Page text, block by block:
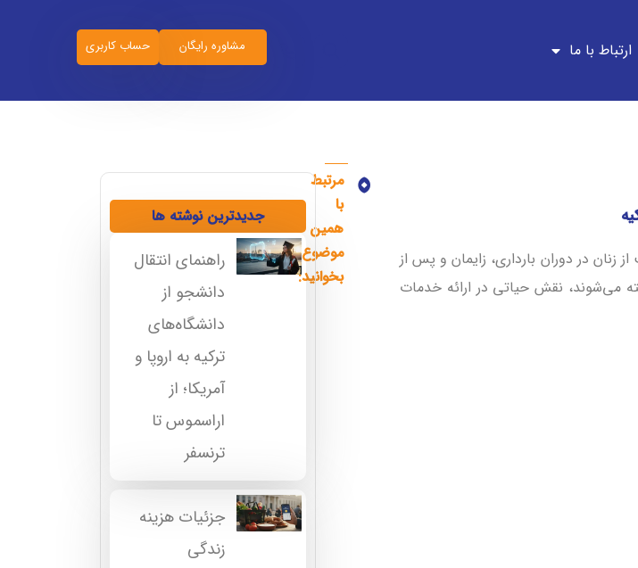
ارتباط با ما مشاوره رایگان حساب کاربری
زنان در دوران بارداری، زایمان و پس از
می‌شوند، نقش حیاتی در ارائه خدمات
بورسیه اراسموس
آزمون یوس برای چه رشته‌هایی است؟
مرتبط
با
همین
موضوع
بخوانید:
جدیدترین نوشته ها
راهنمای انتقال
دانشجو از
دانشگاه‌های
ترکیه به اروپا و
آمریکا؛ از
اراسموس تا
ترنسفر
جزئیات هزینه
زندگی